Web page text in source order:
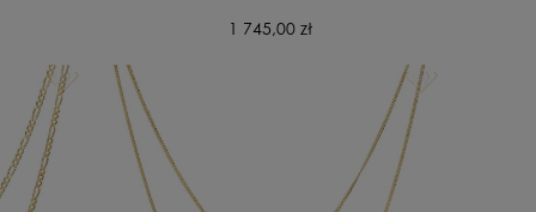
1 745,00 zł